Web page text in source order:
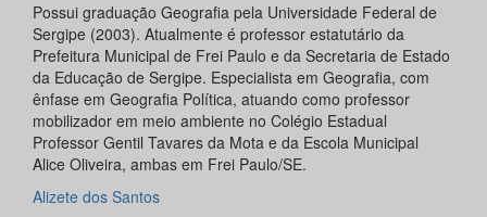
Possui graduação Geografia pela Universidade Federal de
Sergipe (2003). Atualmente é professor estatutário da
Prefeitura Municipal de Frei Paulo e da Secretaria de Estado
da Educação de Sergipe. Especialista em Geografia, com
ênfase em Geografia Política, atuando como professor
mobilizador em meio ambiente no Colégio Estadual
Professor Gentil Tavares da Mota e da Escola Municipal
Alice Oliveira, ambas em Frei Paulo/SE.
Alizete dos Santos